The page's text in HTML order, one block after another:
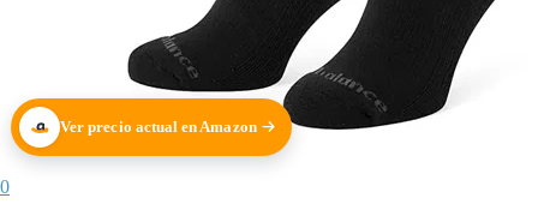
Ver precio actual en Amazon
0